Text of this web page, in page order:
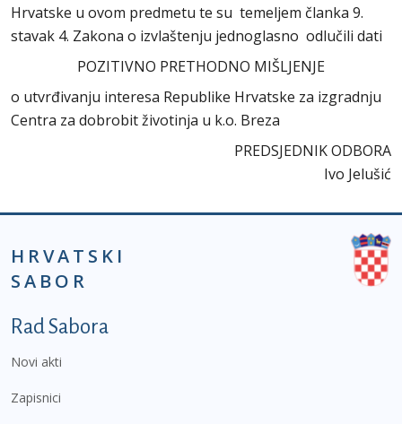
Hrvatske u ovom predmetu te su temeljem članka 9.
stavak 4. Zakona o izvlaštenju jednoglasno odlučili dati
POZITIVNO PRETHODNO MIŠLJENJE
o utvrđivanju interesa Republike Hrvatske za izgradnju
Centra za dobrobit životinja u k.o. Breza
PREDSJEDNIK ODBORA
Ivo Jelušić
HRVATSKI
SABOR
Podnožje prvi izbornik
Rad Sabora
Novi akti
Zapisnici